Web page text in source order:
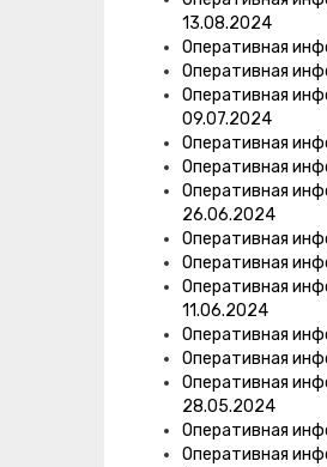
13.08.2024
Оперативная
Оперативная
Оперативная
09.07.2024
Оперативная
Оперативная
Оперативная
26.06.2024
Оперативная
Оперативная
Оперативная
11.06.2024
Оперативная
Оперативная
Оперативная
28.05.2024
Оперативная
Оперативная